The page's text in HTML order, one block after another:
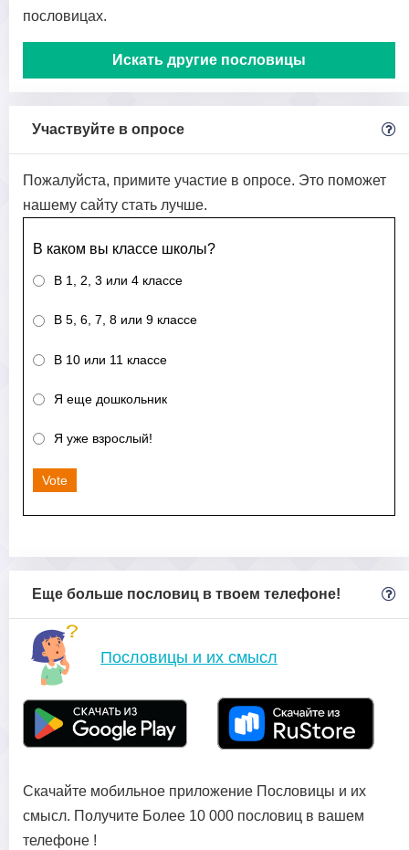
пословицах.
Искать другие пословицы
Участвуйте в опросе
Пожалуйста, примите участие в опросе. Это поможет
нашему сайту стать лучше.
В каком вы классе школы?
В 1, 2, 3 или 4 классе
В 5, 6, 7, 8 или 9 классе
В 10 или 11 классе
Я еще дошкольник
Я уже взрослый!
Vote
Еще больше пословиц в твоем телефоне!
Пословицы и их смысл
Скачайте мобильное приложение Пословицы и их
смысл. Получите Более 10 000 пословиц в вашем
телефоне !